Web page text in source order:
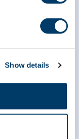
Show details
aux données